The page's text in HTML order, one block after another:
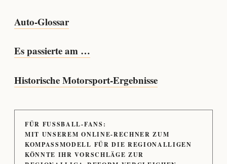
Auto-Glossar
Es passierte am …
Historische Motorsport-Ergebnisse
FÜR FUSSBALL-FANS:
MIT UNSEREM ONLINE-RECHNER ZUM
KOMPASSMODELL FÜR DIE REGIONALLIGEN
KÖNNTE IHR VORSCHLÄGE ZUR